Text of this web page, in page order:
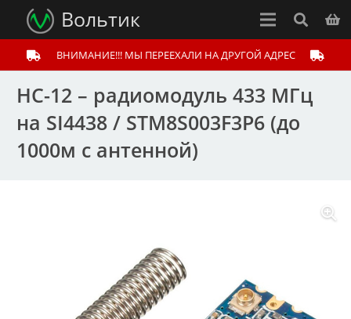
Вольтик
ВНИМАНИЕ!!! МЫ ПЕРЕЕХАЛИ НА ДРУГОЙ АДРЕС
HC-12 – радиомодуль 433 МГц
на SI4438 / STM8S003F3P6 (до
1000м с антенной)